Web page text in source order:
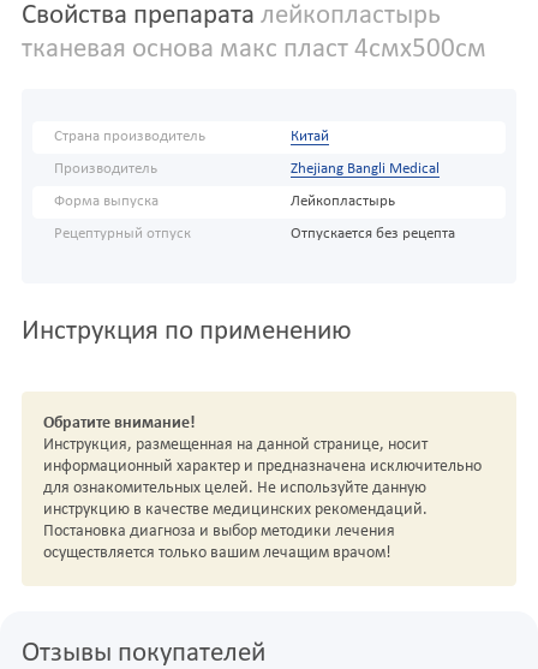
Свойства препарата лейкопластырь
тканевая основа макс пласт 4смх500см
Страна производитель Китай
Производитель Zhejiang Bangli Medical
Форма выпуска Лейкопластырь
Рецептурный отпуск Отпускается без рецепта
Инструкция по применению
Обратите внимание!
Инструкция, размещенная на данной странице, носит
информационный характер и предназначена исключительно
для ознакомительных целей. Не используйте данную
инструкцию в качестве медицинских рекомендаций.
Постановка диагноза и выбор методики лечения
осуществляется только вашим лечащим врачом!
Отзывы покупателей